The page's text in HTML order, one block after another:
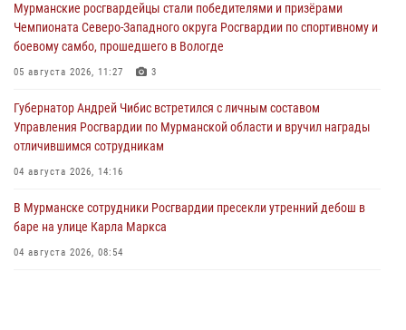
Мурманские росгвардейцы стали победителями и призёрами
Чемпионата Северо-Западного округа Росгвардии по спортивному и
боевому самбо, прошедшего в Вологде
05 августа 2026, 11:27 3
Губернатор Андрей Чибис встретился с личным составом
Управления Росгвардии по Мурманской области и вручил награды
отличившимся сотрудникам
04 августа 2026, 14:16
В Мурманске сотрудники Росгвардии пресекли утренний дебош в
баре на улице Карла Маркса
04 августа 2026, 08:54